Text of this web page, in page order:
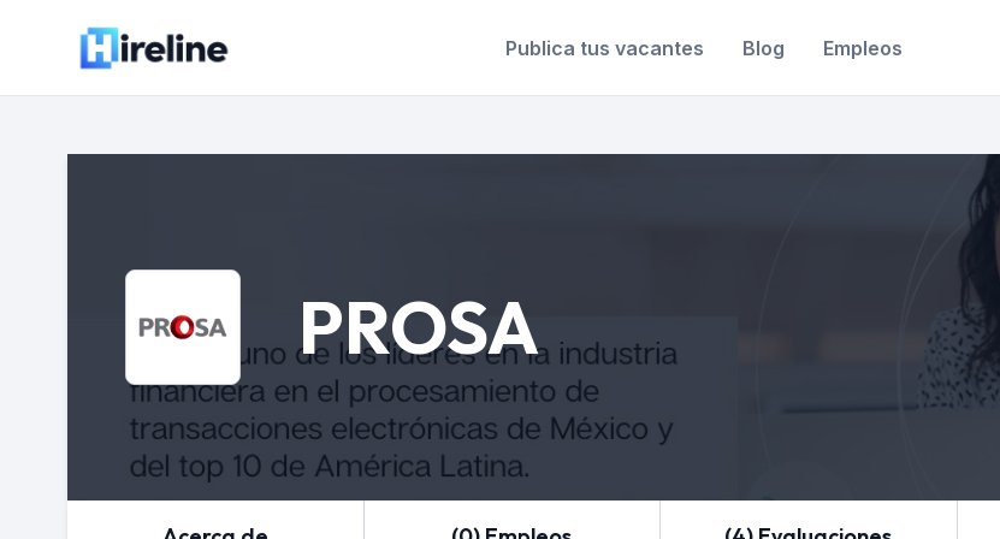
Publica tus vacantes Blog Empleos
PROSA